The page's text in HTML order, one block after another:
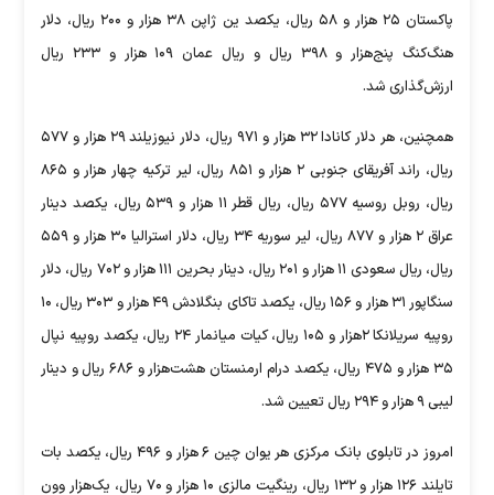
پاکستان ۲۵ هزار و ۵۸ ریال، یکصد ین ژاپن ۳۸ هزار و ۲۰۰ ریال، دلار
هنگ‌کنگ پنج‌هزار و ۳۹۸ ریال و ریال عمان ۱۰۹ هزار و ۲۳۳ ریال
ارزش‌گذاری شد.
همچنین، هر دلار کانادا ۳۲ هزار و ۹۷۱ ریال، دلار نیوزیلند ۲۹ هزار و ۵۷۷
ریال، راند آفریقای جنوبی ۲ هزار و ۸۵۱ ریال، لیر ترکیه چهار هزار و ۸۶۵
ریال، روبل روسیه ۵۷۷ ریال، ریال قطر ۱۱ هزار و ۵۳۹ ریال، یکصد دینار
عراق ۲‌ هزار و ۸۷۷ ریال، لیر سوریه ۳۴ ریال، دلار استرالیا ۳۰ هزار و ۵۵۹
ریال، ریال سعودی ۱۱ هزار و ۲۰۱ ریال، دینار بحرین ۱۱۱ هزار و ۷۰۲ ریال، دلار
سنگاپور ۳۱ هزار و ۱۵۶ ریال، یکصد تاکای بنگلادش ۴۹ هزار و ۳۰۳ ریال، ۱۰
روپیه سریلانکا ۲‌هزار و ۱۰۵ ریال، کیات میانمار ۲۴ ریال، یکصد روپیه نپال
۳۵ هزار و ۴۷۵ ریال، یکصد درام ارمنستان هشت‌هزار و ۶۸۶ ریال و دینار
لیبی ۹ هزار و ۲۹۴ ریال تعیین شد.
امروز در تابلوی بانک مرکزی هر یوان چین ۶ هزار و ۴۹۶ ریال، یکصد بات
تایلند ۱۲۶ هزار و ۱۳۲ ریال، رینگیت مالزی ۱۰ هزار و ۷۰ ریال، یک‌هزار وون